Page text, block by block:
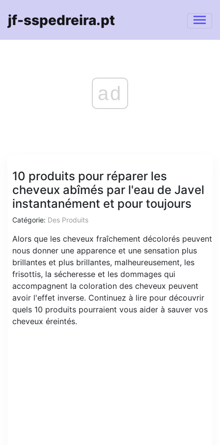
jf-sspedreira.pt
ad
10 produits pour réparer les
cheveux abîmés par l'eau de Javel
instantanément et pour toujours
Catégorie: Des Produits
Alors que les cheveux fraîchement décolorés peuvent
nous donner une apparence et une sensation plus
brillantes et plus brillantes, malheureusement, les
frisottis, la sécheresse et les dommages qui
accompagnent la coloration des cheveux peuvent
avoir l'effet inverse. Continuez à lire pour découvrir
quels 10 produits pourraient vous aider à sauver vos
cheveux éreintés.